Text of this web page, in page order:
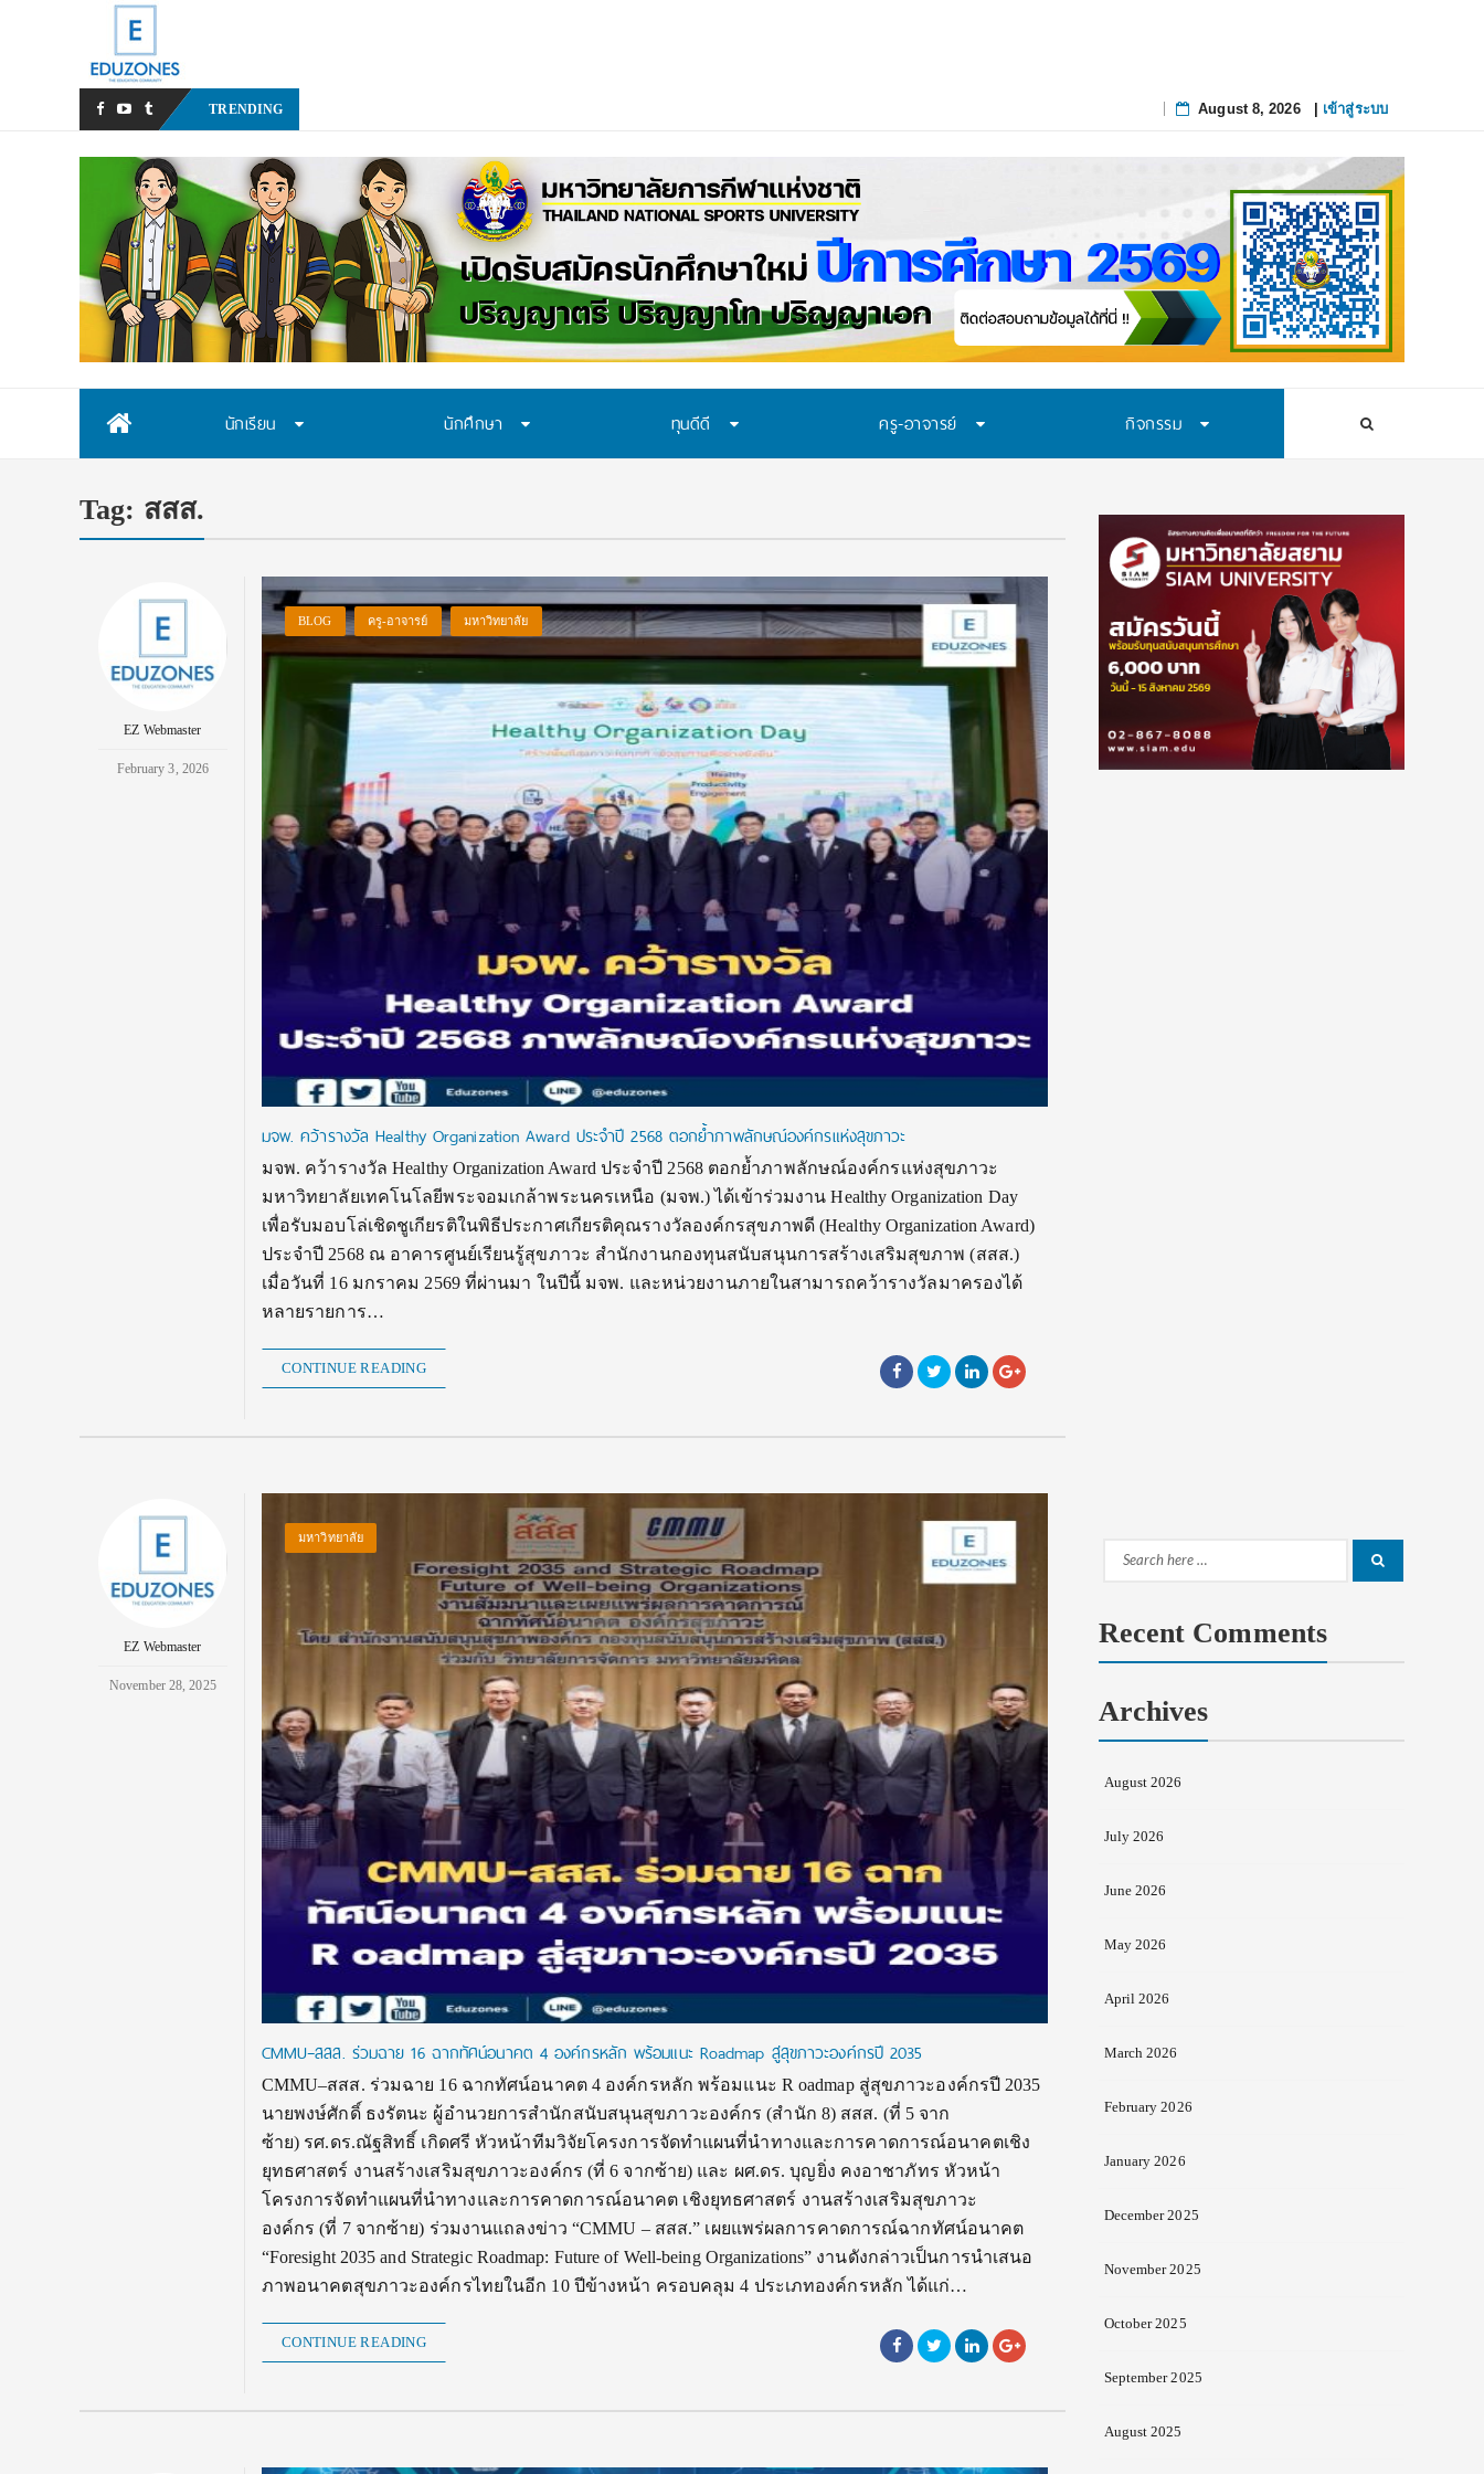
TRENDING August 8, 2026| เข้าสู่ระบบ
นักเรียน นักศึกษา ทุนดีดี ครู-อาจารย์ กิจกรรม
Tag: สสส.
EZ Webmaster
February 3, 2026
BLOG ครู-อาจารย์ มหาวิทยาลัย
มจพ. คว้ารางวัล Healthy Organization Award ประจำปี 2568 ตอกย้ำภาพลักษณ์องค์กรแห่งสุขภาวะ
มจพ. คว้ารางวัล Healthy Organization Award ประจำปี 2568 ตอกย้ำภาพลักษณ์องค์กรแห่งสุขภาวะ
มหาวิทยาลัยเทคโนโลยีพระจอมเกล้าพระนครเหนือ (มจพ.) ได้เข้าร่วมงาน Healthy Organization Day
เพื่อรับมอบโล่เชิดชูเกียรติในพิธีประกาศเกียรติคุณรางวัลองค์กรสุขภาพดี (Healthy Organization Award)
ประจำปี 2568 ณ อาคารศูนย์เรียนรู้สุขภาวะ สำนักงานกองทุนสนับสนุนการสร้างเสริมสุขภาพ (สสส.)
เมื่อวันที่ 16 มกราคม 2569 ที่ผ่านมา ในปีนี้ มจพ. และหน่วยงานภายในสามารถคว้ารางวัลมาครองได้
หลายรายการ…
CONTINUE READING
EZ Webmaster
November 28, 2025
มหาวิทยาลัย
CMMU–สสส. ร่วมฉาย 16 ฉากทัศน์อนาคต 4 องค์กรหลัก พร้อมแนะ Roadmap สู่สุขภาวะองค์กรปี 2035
CMMU–สสส. ร่วมฉาย 16 ฉากทัศน์อนาคต 4 องค์กรหลัก พร้อมแนะ R oadmap สู่สุขภาวะองค์กรปี 2035
นายพงษ์ศักดิ์ ธงรัตนะ ผู้อำนวยการสำนักสนับสนุนสุขภาวะองค์กร (สำนัก 8) สสส. (ที่ 5 จาก
ซ้าย) รศ.ดร.ณัฐสิทธิ์ เกิดศรี หัวหน้าทีมวิจัยโครงการจัดทำแผนที่นำทางและการคาดการณ์อนาคตเชิง
ยุทธศาสตร์ งานสร้างเสริมสุขภาวะองค์กร (ที่ 6 จากซ้าย) และ ผศ.ดร. บุญยิ่ง คงอาชาภัทร หัวหน้า
โครงการจัดทำแผนที่นำทางและการคาดการณ์อนาคต เชิงยุทธศาสตร์ งานสร้างเสริมสุขภาวะ
องค์กร (ที่ 7 จากซ้าย) ร่วมงานแถลงข่าว “CMMU – สสส.” เผยแพร่ผลการคาดการณ์ฉากทัศน์อนาคต
“Foresight 2035 and Strategic Roadmap: Future of Well-being Organizations” งานดังกล่าวเป็นการนำเสนอ
ภาพอนาคตสุขภาวะองค์กรไทยในอีก 10 ปีข้างหน้า ครอบคลุม 4 ประเภทองค์กรหลัก ได้แก่…
CONTINUE READING
Search
Recent Comments
Archives
August 2026
July 2026
June 2026
May 2026
April 2026
March 2026
February 2026
January 2026
December 2025
November 2025
October 2025
September 2025
August 2025